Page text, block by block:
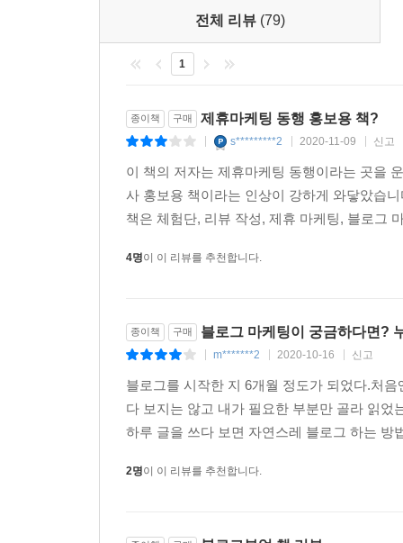
전체 리뷰 (79)
1
종이책 구매 제휴마케팅 동행 홍보용 책?
s*********2 2020-11-09 신고
이 책의 저자는 제휴마케팅 동행이라는 곳을
사 홍보용 책이라는 인상이 강하게 와닿았습
책은 체험단, 리뷰 작성, 제휴 마케팅, 블로그
4명이 이 리뷰를 추천합니다.
종이책 구매 블로그 마케팅이 궁금하다면?
m*******2 2020-10-16 신고
블로그를 시작한 지 6개월 정도가 되었다.처
다 보지는 않고 내가 필요한 부분만 골라 읽
하루 글을 쓰다 보면 자연스레 블로그 하는
2명이 이 리뷰를 추천합니다.